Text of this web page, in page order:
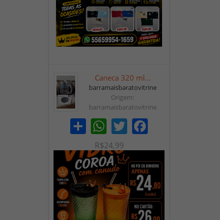
Caneca 320 ml...
barramaisbaratovitrine
Origem:
barramaisbaratovitrine
Share WhatsAppTwitter Facebook
R$24,99